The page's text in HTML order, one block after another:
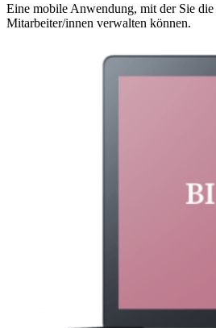
Eine mobile Anwendung, mit der Sie
Mitarbeiter/innen verwalten können.